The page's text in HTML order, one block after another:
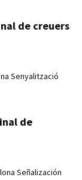
de creuers
Senyalització
de
Señalización